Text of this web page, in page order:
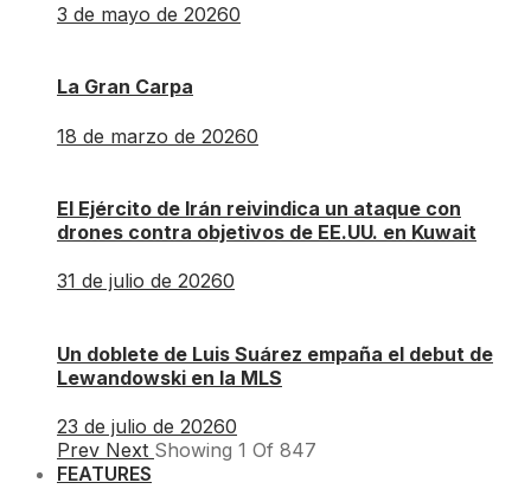
3 de mayo de 20260
La Gran Carpa
18 de marzo de 20260
El Ejército de Irán reivindica un ataque con
drones contra objetivos de EE.UU. en Kuwait
31 de julio de 20260
Un doblete de Luis Suárez empaña el debut de
Lewandowski en la MLS
23 de julio de 20260
Prev Next Showing 1 Of 847
FEATURES